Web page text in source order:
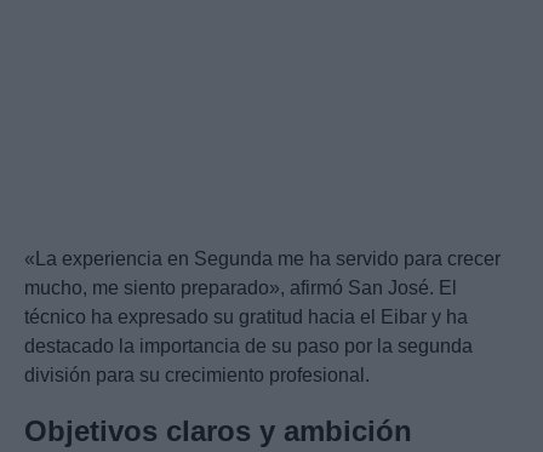
«La experiencia en Segunda me ha servido para crecer
mucho, me siento preparado», afirmó San José. El
técnico ha expresado su gratitud hacia el Eibar y ha
destacado la importancia de su paso por la segunda
división para su crecimiento profesional.
Objetivos claros y ambición